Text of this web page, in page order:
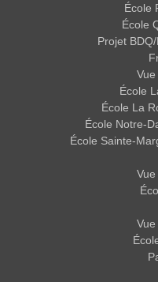
École
École
Projet
École
École La
École Notre-
École Sainte-